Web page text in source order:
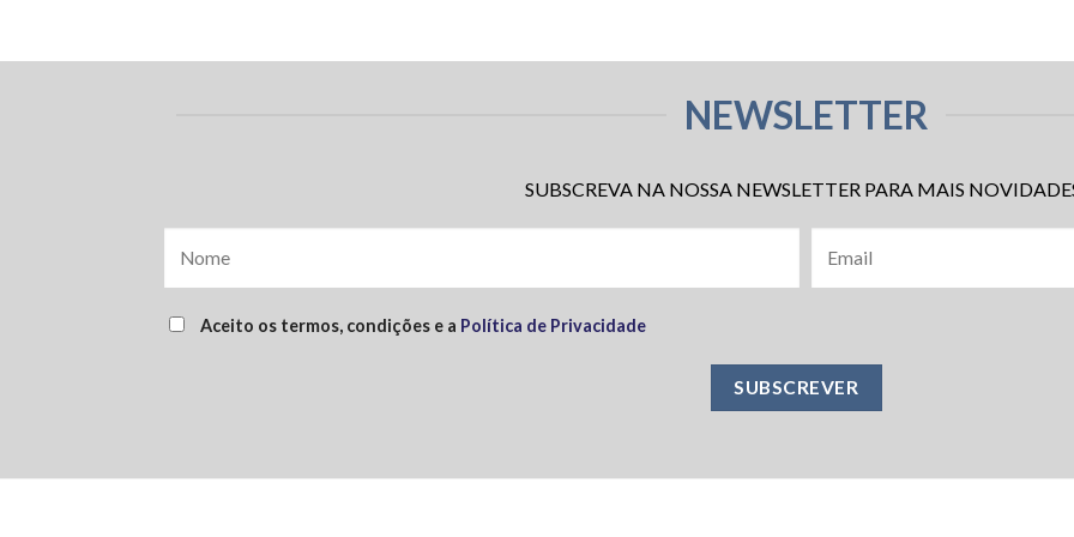
NEWSLETTER
SUBSCREVA NA NOSSA NEWSLETTER PARA MAIS
Aceito os termos, condições e a Política de Privacidade